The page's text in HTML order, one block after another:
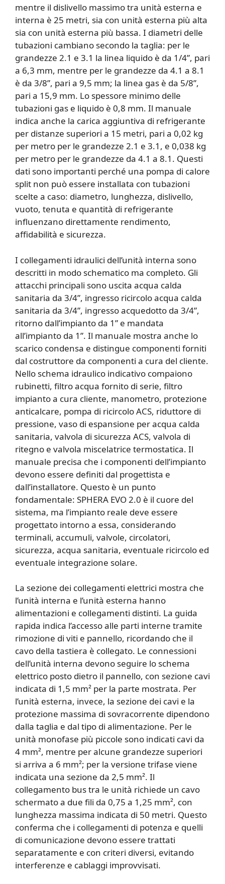
mentre il dislivello massimo tra unità esterna e
interna è 25 metri, sia con unità esterna più alta
sia con unità esterna più bassa. I diametri delle
tubazioni cambiano secondo la taglia: per le
grandezze 2.1 e 3.1 la linea liquido è da 1/4”, pari
a 6,3 mm, mentre per le grandezze da 4.1 a 8.1
è da 3/8”, pari a 9,5 mm; la linea gas è da 5/8”,
pari a 15,9 mm. Lo spessore minimo delle
tubazioni gas e liquido è 0,8 mm. Il manuale
indica anche la carica aggiuntiva di refrigerante
per distanze superiori a 15 metri, pari a 0,02 kg
per metro per le grandezze 2.1 e 3.1, e 0,038 kg
per metro per le grandezze da 4.1 a 8.1. Questi
dati sono importanti perché una pompa di calore
split non può essere installata con tubazioni
scelte a caso: diametro, lunghezza, dislivello,
vuoto, tenuta e quantità di refrigerante
influenzano direttamente rendimento,
affidabilità e sicurezza.
I collegamenti idraulici dell’unità interna sono
descritti in modo schematico ma completo. Gli
attacchi principali sono uscita acqua calda
sanitaria da 3/4”, ingresso ricircolo acqua calda
sanitaria da 3/4”, ingresso acquedotto da 3/4”,
ritorno dall’impianto da 1” e mandata
all’impianto da 1”. Il manuale mostra anche lo
scarico condensa e distingue componenti forniti
dal costruttore da componenti a cura del cliente.
Nello schema idraulico indicativo compaiono
rubinetti, filtro acqua fornito di serie, filtro
impianto a cura cliente, manometro, protezione
anticalcare, pompa di ricircolo ACS, riduttore di
pressione, vaso di espansione per acqua calda
sanitaria, valvola di sicurezza ACS, valvola di
ritegno e valvola miscelatrice termostatica. Il
manuale precisa che i componenti dell’impianto
devono essere definiti dal progettista e
dall’installatore. Questo è un punto
fondamentale: SPHERA EVO 2.0 è il cuore del
sistema, ma l’impianto reale deve essere
progettato intorno a essa, considerando
terminali, accumuli, valvole, circolatori,
sicurezza, acqua sanitaria, eventuale ricircolo ed
eventuale integrazione solare.
La sezione dei collegamenti elettrici mostra che
l’unità interna e l’unità esterna hanno
alimentazioni e collegamenti distinti. La guida
rapida indica l’accesso alle parti interne tramite
rimozione di viti e pannello, ricordando che il
cavo della tastiera è collegato. Le connessioni
dell’unità interna devono seguire lo schema
elettrico posto dietro il pannello, con sezione cavi
indicata di 1,5 mm² per la parte mostrata. Per
l’unità esterna, invece, la sezione dei cavi e la
protezione massima di sovracorrente dipendono
dalla taglia e dal tipo di alimentazione. Per le
unità monofase più piccole sono indicati cavi da
4 mm², mentre per alcune grandezze superiori
si arriva a 6 mm²; per la versione trifase viene
indicata una sezione da 2,5 mm². Il
collegamento bus tra le unità richiede un cavo
schermato a due fili da 0,75 a 1,25 mm², con
lunghezza massima indicata di 50 metri. Questo
conferma che i collegamenti di potenza e quelli
di comunicazione devono essere trattati
separatamente e con criteri diversi, evitando
interferenze e cablaggi improvvisati.